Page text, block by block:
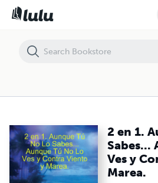
2 en 1.
Sabes...
Ves y
Marea.
2 en 1. Aunque Tú No Lo Sabes...